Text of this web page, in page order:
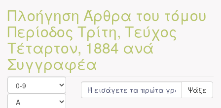
Πλοήγηση Άρθρα του τόμου
Περίοδος Τρίτη, Τεύχος
Τέταρτον, 1884 ανά
Συγγραφέα
Ψάξε